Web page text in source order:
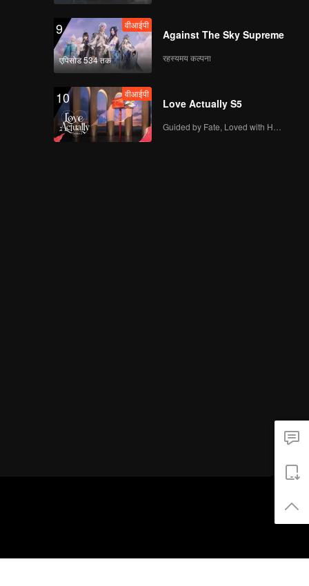
9
एपिसोड 534 तक
वीआईपी
Against The Sky Supreme
रहस्यमय कल्पना
10 वीआईपी
Love Actually S5